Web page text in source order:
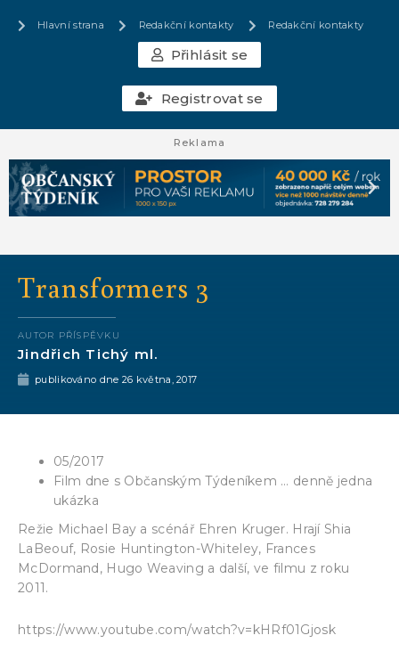
Hlavní strana Redakční kontakty Redakční kontakty
Přihlásit se
Registrovat se
Reklama
Transformers 3
AUTOR PŘÍSPĚVKU
Jindřich Tichý ml.
publikováno dne 26 května, 2017
05/2017
Film dne s Občanským Týdeníkem … denně jedna
ukázka
Režie Michael Bay a scénář Ehren Kruger. Hrají Shia
LaBeouf, Rosie Huntington-Whiteley, Frances
McDormand, Hugo Weaving a další, ve filmu z roku
2011.
https://www.youtube.com/watch?v=kHRf01Gjosk